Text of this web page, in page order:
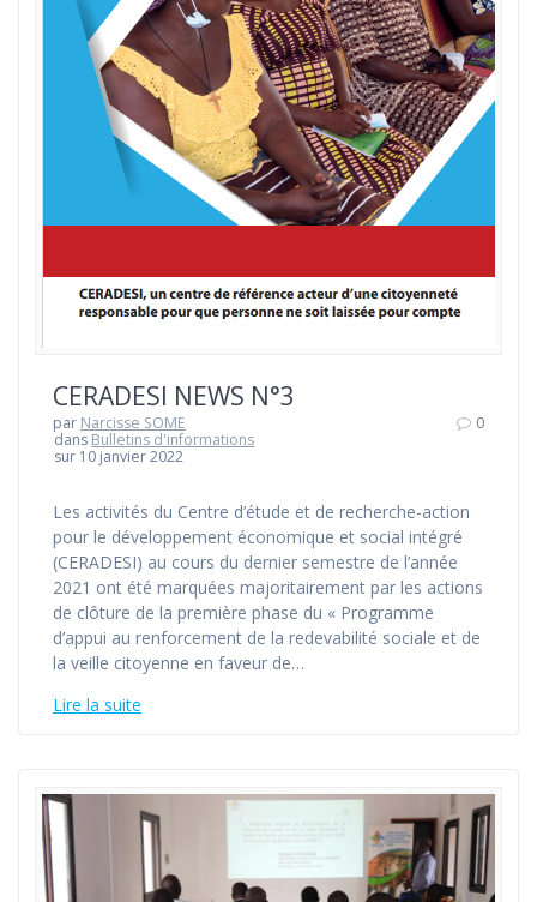
CERADESI NEWS N°3
par Narcisse SOME
dans Bulletins d'informations
sur 10 janvier 2022
0
Les activités du Centre d’étude et de recherche-action
pour le développement économique et social intégré
(CERADESI) au cours du dernier semestre de l’année
2021 ont été marquées majoritairement par les actions
de clôture de la première phase du « Programme
d’appui au renforcement de la redevabilité sociale et de
la veille citoyenne en faveur de…
Lire la suite